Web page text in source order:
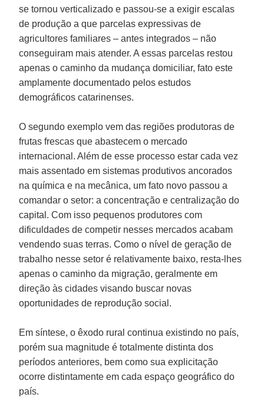
se tornou verticalizado e passou-se a exigir escalas
de produção a que parcelas expressivas de
agricultores familiares – antes integrados – não
conseguiram mais atender. A essas parcelas restou
apenas o caminho da mudança domiciliar, fato este
amplamente documentado pelos estudos
demográficos catarinenses.
O segundo exemplo vem das regiões produtoras de
frutas frescas que abastecem o mercado
internacional. Além de esse processo estar cada vez
mais assentado em sistemas produtivos ancorados
na química e na mecânica, um fato novo passou a
comandar o setor: a concentração e centralização do
capital. Com isso pequenos produtores com
dificuldades de competir nesses mercados acabam
vendendo suas terras. Como o nível de geração de
trabalho nesse setor é relativamente baixo, resta-lhes
apenas o caminho da migração, geralmente em
direção às cidades visando buscar novas
oportunidades de reprodução social.
Em síntese, o êxodo rural continua existindo no país,
porém sua magnitude é totalmente distinta dos
períodos anteriores, bem como sua explicitação
ocorre distintamente em cada espaço geográfico do
país.